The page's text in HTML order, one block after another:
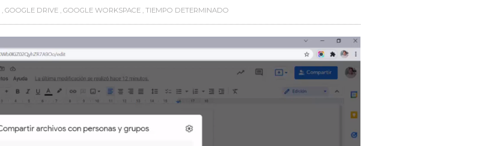
, GOOGLE DRIVE, GOOGLE WORKSPACE, TIEMPO DETERMINADO